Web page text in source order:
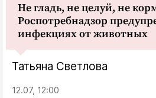
Не гладь, не целуй, не
Роспотребнадзор
инфекциях от животных
Татьяна Светлова
12.07, 12:00